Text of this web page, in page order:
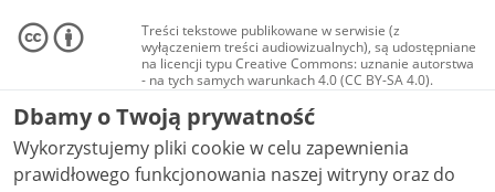
Treści tekstowe publikowane w serwisie (z
wyłączeniem treści audiowizualnych), są udostępniane
na licencji typu Creative Commons: uznanie autorstwa
- na tych samych warunkach 4.0 (CC BY-SA 4.0).
Materiały audiowizualne, w tym zdjęcia, materiały
audio i wideo, są udostępniane na licencji typu
Creative Commons: uznanie autorstwa użycie
niekomercyjne - bez utworów zależnych 4.0 (CC BY-
NC-ND 4.0), o ile nie jest to stwierdzone inaczej.
Dbamy o Twoją prywatność
Wykorzystujemy pliki cookie w celu zapewnienia
prawidłowego funkcjonowania naszej witryny oraz do